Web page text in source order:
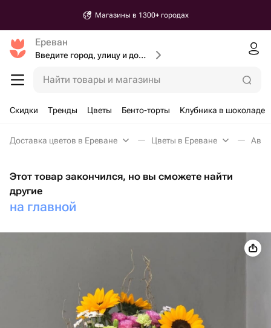
Магазины в 1300+ городах
Ереван
Введите город, улицу и дом доставки
Найти товары и магазины
Скидки Тренды Цветы Бенто-торты Клубника в шоколаде
Доставка цветов в Ереване Цветы в Ереване
Этот товар закончился, но вы сможете найти
другие
на главной